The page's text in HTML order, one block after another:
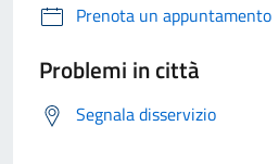
Prenota un appuntamento
Problemi in città
Segnala disservizio